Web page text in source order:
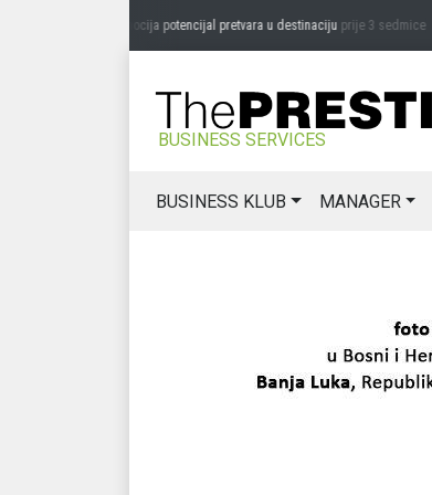
LAZAR ĐURIĆ: Promocija potencijal pretvara u destinacijuprije 3 sedmice
BUSINESS SERVICES
BUSINESS KLUB MANAGER